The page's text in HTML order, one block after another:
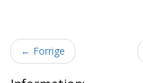
← Forrige